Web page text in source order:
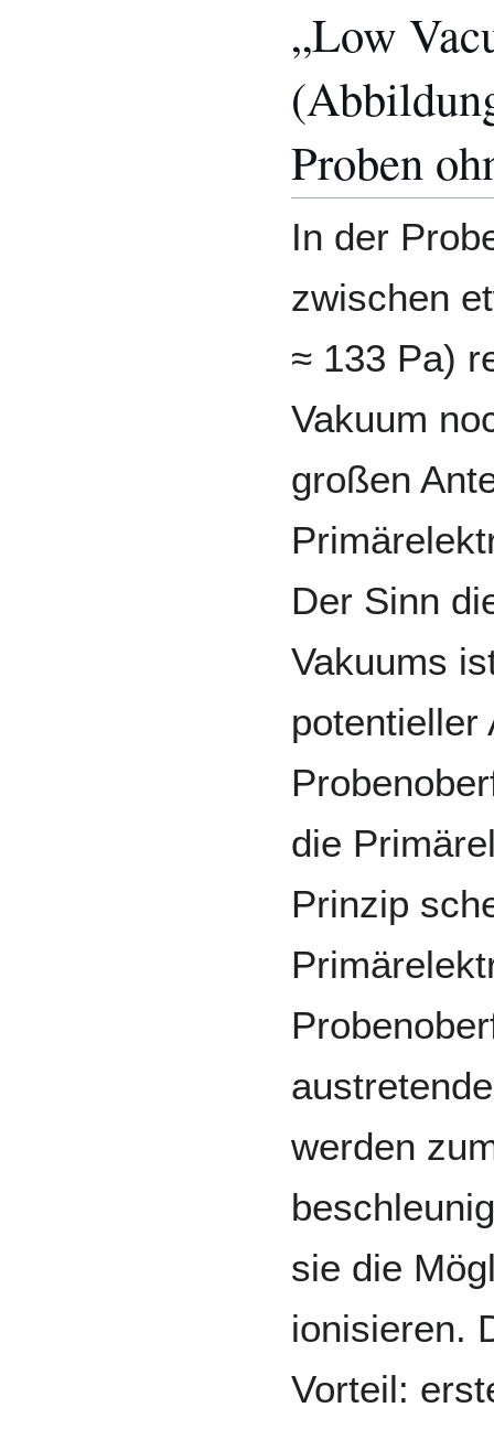
„Low
Proben
In der
zwischen
≈ 133 Pa)
Vakuum
großen
Der Sinn
Vakuums
potentieller
die
Prinzip
werden
sie die
ionisieren.
Vorteil: